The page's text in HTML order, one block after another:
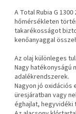
A Total Rubia G
hőmérsékleten
takarékosságot
kenőanyaggal
Az olaj különleges
Nagy hatékonyságú
adalékrendszerek.
Nagyon jó
üresjáratban vagy
éghajlat, hegyvidéki